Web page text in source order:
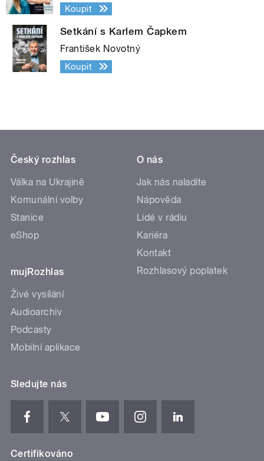
Koupit
Setkání s Karlem Čapkem
František Novotný
Koupit
Český rozhlas
Válka na Ukrajině
Komunální volby
Stanice
eShop
mujRozhlas
Živé vysílání
Audioarchiv
Podcasty
Mobilní aplikace
O nás
Jak nás naladíte
Nápověda
Lidé v rádiu
Kariéra
Kontakt
Rozhlasový poplatek
Sledujte nás
Certifikováno